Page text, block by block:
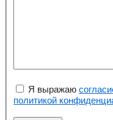
Я выражаю
политикой